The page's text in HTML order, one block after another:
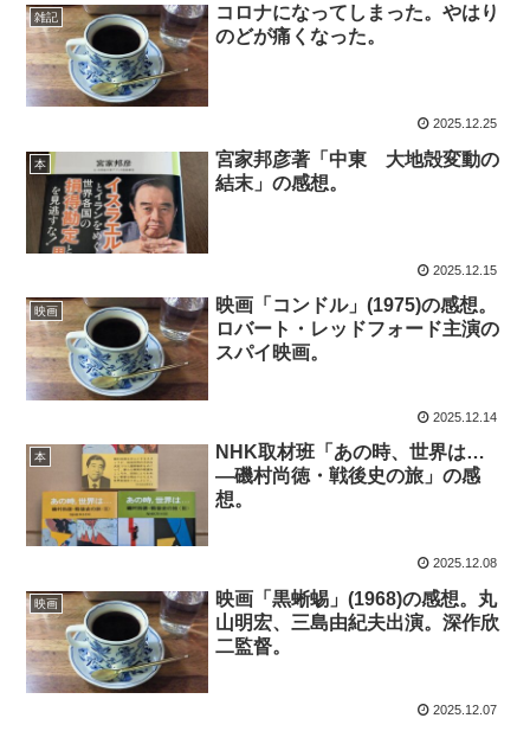
雑記
コロナになってしまった。やはり
のどが痛くなった。
2025.12.25
本
宮家邦彦著「中東 大地殻変動の
結末」の感想。
2025.12.15
映画
映画「コンドル」(1975)の感想。
ロバート・レッドフォード主演の
スパイ映画。
2025.12.14
本
NHK取材班「あの時、世界は…
―磯村尚徳・戦後史の旅」の感
想。
2025.12.08
映画
映画「黒蜥蜴」(1968)の感想。丸
山明宏、三島由紀夫出演。深作欣
二監督。
2025.12.07